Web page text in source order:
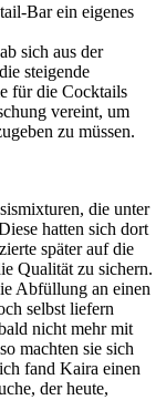
Bar ein eigenes
sich aus der
steigende
für die Cocktails
vereint, um
zu müssen.
die unter
hatten sich dort
später auf die
Qualität zu sichern.
Abfüllung an einen
selbst liefern
nicht mehr mit
machten sie sich
fand Kaira einen
der heute,